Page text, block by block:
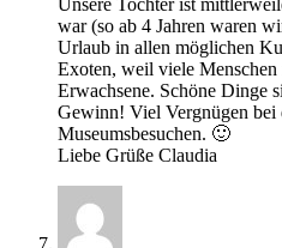
war (so ab 4 Jahren waren
Urlaub in allen möglichen
Exoten, weil viele
Erwachsene. Schöne Dinge
Gewinn! Viel Vergnügen bei
Museumsbesuchen. 🙂
Liebe Grüße Claudia